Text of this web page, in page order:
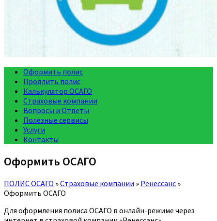
Оформить полис
Продлить полис
Калькулятор ОСАГО
Страховые компании
Вопросы и Ответы
Полезные сервисы
Услуги
Контакты
Оформить ОСАГО
ПОЛИС ОСАГО »Страховые компании » Ренессанс »
Оформить ОСАГО
Для оформления полиса ОСАГО в онлайн-режиме через